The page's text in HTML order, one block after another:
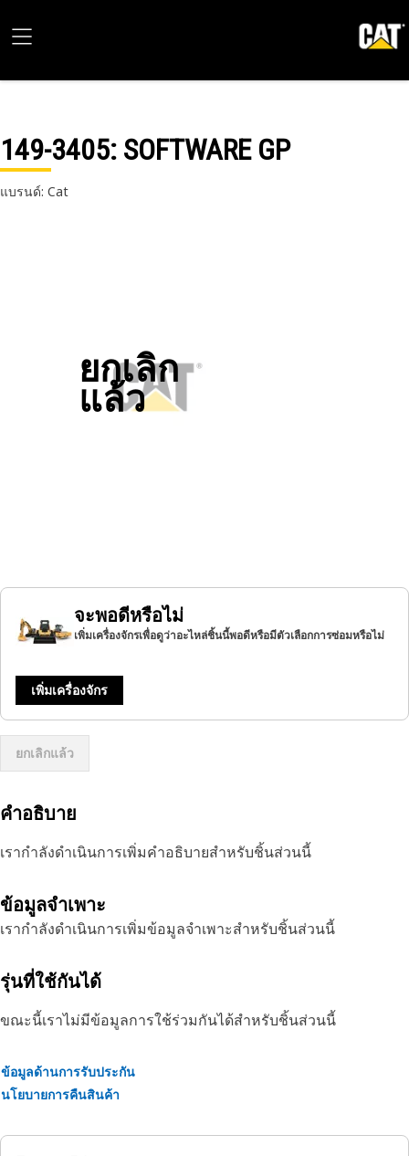
149-3405: SOFTWARE GP
แบรนด์: Cat
ยกเลิก
แล้ว
จะพอดีหรือไม่
เพิ่มเครื่องจักรเพื่อดูว่าอะไหล่ชิ้นนี้พอดีหรือมีตัวเลือกการซ่อมหรือไม่
เพิ่มเครื่องจักร
ยกเลิกแล้ว
คำอธิบาย
เรากำลังดำเนินการเพิ่มคำอธิบายสำหรับชิ้นส่วนนี้
ข้อมูลจำเพาะ
เรากำลังดำเนินการเพิ่มข้อมูลจำเพาะสำหรับชิ้นส่วนนี้
รุ่นที่ใช้กันได้
ขณะนี้เราไม่มีข้อมูลการใช้ร่วมกันได้สำหรับชิ้นส่วนนี้
ข้อมูลด้านการรับประกัน
นโยบายการคืนสินค้า